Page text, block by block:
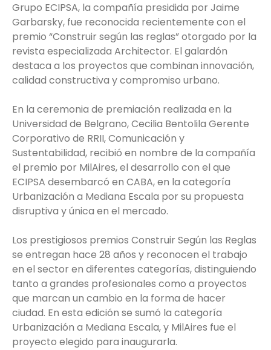
Grupo ECIPSA, la compañía presidida por Jaime
Garbarsky, fue reconocida recientemente con el
premio “Construir según las reglas” otorgado por la
revista especializada Architector. El galardón
destaca a los proyectos que combinan innovación,
calidad constructiva y compromiso urbano.
En la ceremonia de premiación realizada en la
Universidad de Belgrano, Cecilia Bentolila Gerente
Corporativo de RRII, Comunicación y
Sustentabilidad, recibió en nombre de la compañía
el premio por MilAires, el desarrollo con el que
ECIPSA desembarcó en CABA, en la categoría
Urbanización a Mediana Escala por su propuesta
disruptiva y única en el mercado.
Los prestigiosos premios Construir Según las Reglas
se entregan hace 28 años y reconocen el trabajo
en el sector en diferentes categorías, distinguiendo
tanto a grandes profesionales como a proyectos
que marcan un cambio en la forma de hacer
ciudad. En esta edición se sumó la categoría
Urbanización a Mediana Escala, y MilAires fue el
proyecto elegido para inaugurarla.